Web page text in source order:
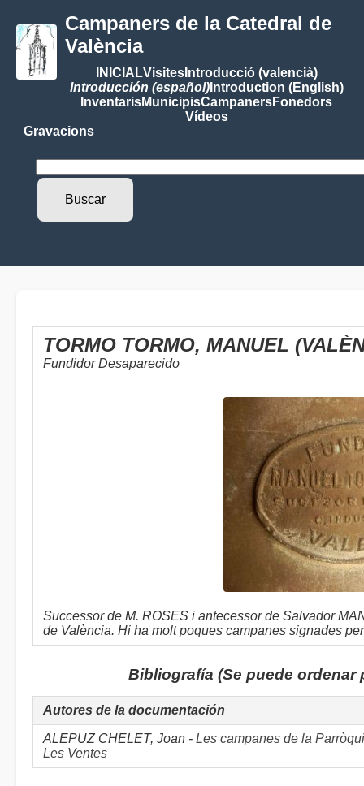
Campaners de la Catedral de
València
INICIALVisitesIntroducció (valencià)
Introducción (español)Introduction (English)
InventarisMunicipisCampanersFonedors
Vídeos
Gravacions
TORMO TORMO, MANUEL
Fundidor Desaparecido
Successor de M. ROSES i antecessor de Salvador
de València. Hi ha molt poques campanes signades
Bibliografía (Se puede
Autores de la documentación
ALEPUZ CHELET, Joan - Les campanes de la
Les Ventes